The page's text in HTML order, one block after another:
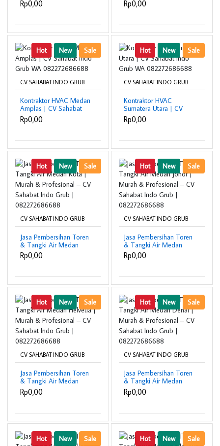
082272686688
Rp0,00
082272686688
Rp0,00
Hot New Sale
CV SAHABAT INDO GRUB
Kontraktor HVAC Medan
Amplas | CV Sahabat
Indo Grub WA
082272686688
Rp0,00
Hot New Sale
CV SAHABAT INDO GRUB
Kontraktor HVAC
Sumatera Utara | CV
Sahabat Indo Grub WA
082272686688
Rp0,00
Hot New Sale
CV SAHABAT INDO GRUB
Jasa Pembersihan Toren
& Tangki Air Medan
Kota | Murah &
Profesional – CV
082272686688
Rp0,00
Hot New Sale
CV SAHABAT INDO GRUB
Jasa Pembersihan Toren
& Tangki Air Medan
Johor | Murah &
Profesional – CV
082272686688
Rp0,00
Hot New Sale
CV SAHABAT INDO GRUB
Jasa Pembersihan Toren
& Tangki Air Medan
Helvetia | Murah &
Profesional – CV
082272686688
Rp0,00
Hot New Sale
CV SAHABAT INDO GRUB
Jasa Pembersihan Toren
& Tangki Air Medan
Denai | Murah &
Profesional – CV
082272686688
Rp0,00
Hot New Sale Hot New Sale